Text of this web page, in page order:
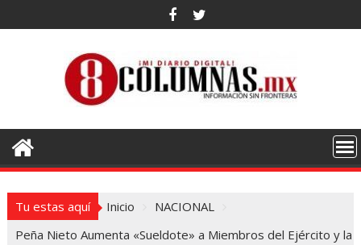
al
Tu estas aquí Inicio
NACIONAL
Peña Nieto Aumenta «Sueldote» a Miembros del Ejército y la